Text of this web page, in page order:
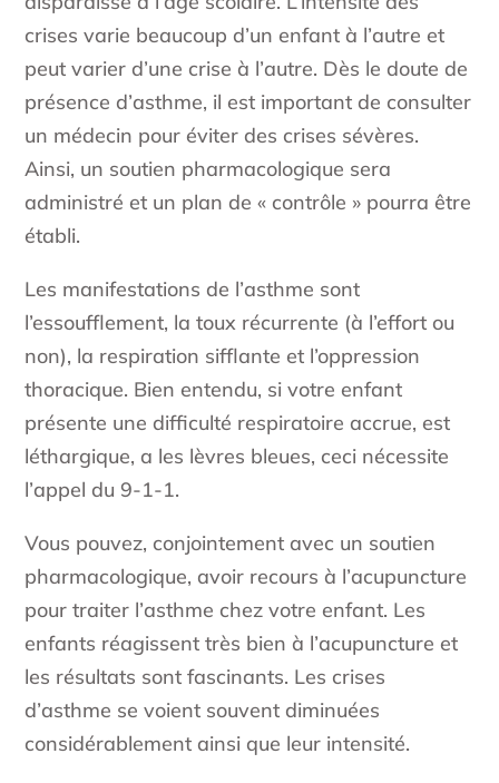
crises varie beaucoup d’un enfant à l’autre et
peut varier d’une crise à l’autre. Dès le doute de
présence d’asthme, il est important de consulter
un médecin pour éviter des crises sévères.
Ainsi, un soutien pharmacologique sera
administré et un plan de « contrôle » pourra être
établi.
Les manifestations de l’asthme sont
l’essoufflement, la toux récurrente (à l’effort ou
non), la respiration sifflante et l’oppression
thoracique. Bien entendu, si votre enfant
présente une difficulté respiratoire accrue, est
léthargique, a les lèvres bleues, ceci nécessite
l’appel du 9-1-1.
Vous pouvez, conjointement avec un soutien
pharmacologique, avoir recours à l’acupuncture
pour traiter l’asthme chez votre enfant. Les
enfants réagissent très bien à l’acupuncture et
les résultats sont fascinants. Les crises
d’asthme se voient souvent diminuées
considérablement ainsi que leur intensité.